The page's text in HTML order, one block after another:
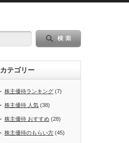
カテゴリー
株主優待ランキング (7)
株主優待 人気 (38)
株主優待 おすすめ (28)
株主優待のもらい方 (45)